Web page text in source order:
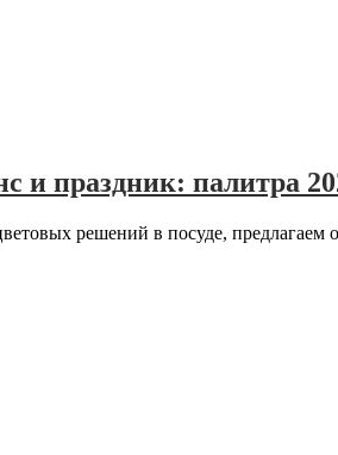
и праздник: палитра
решений в посуде, предлагаем